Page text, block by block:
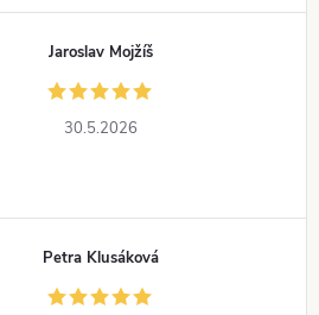
Jaroslav Mojžíš
30.5.2026
Petra Klusáková